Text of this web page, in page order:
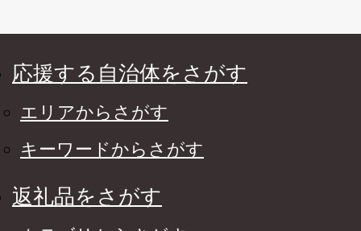
応援する自治体をさがす
エリアからさがす
キーワードからさがす
返礼品をさがす